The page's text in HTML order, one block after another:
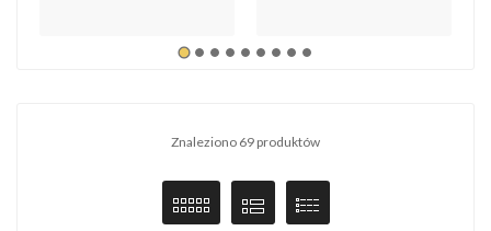
Znaleziono 69 produktów